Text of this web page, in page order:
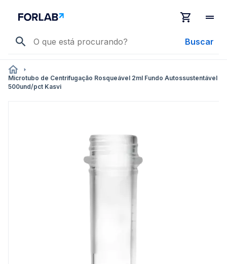
Buscar
Microtubo de Centrifugação Rosqueável 2ml Fundo Autossustentável
500und/pct Kasvi